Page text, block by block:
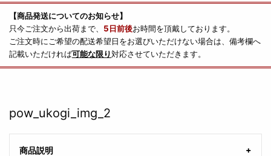
【商品発送についてのお知らせ】
只今ご注文から出荷まで、 5日前後お時間を頂戴しております。
ご注文時にご希望の配送希望日をお選びいただけない場合は、備考欄へ
記載いただければ可能な限り対応させていただきます。
pow_ukogi_img_2
商品説明